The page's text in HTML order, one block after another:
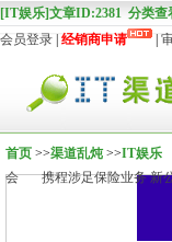
[IT娱乐]文章ID:2381 分类查
会员登录 经销商申请
首页 >>渠道乱炖>>IT娱乐
会
携程涉足保险业务 新